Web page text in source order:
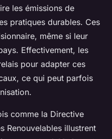
les émissions de
pratiques durables. Ces
même si leur
Effectivement, les
pour adapter ces
ce qui peut parfois
comme la Directive
Renouvelables illustrent